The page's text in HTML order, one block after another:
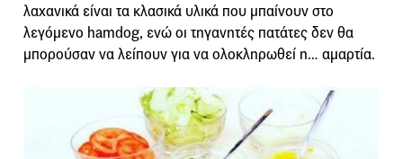
λαχανικά είναι τα κλασικά υλικά που μπαίνουν στο
λεγόμενο hamdog, ενώ οι τηγανητές πατάτες δεν θα
μπορούσαν να λείπουν για να ολοκληρωθεί η… αμαρτία.